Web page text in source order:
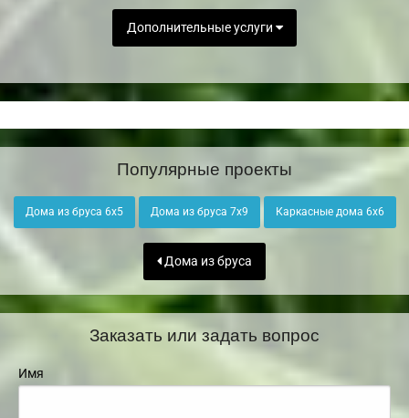
Дополнительные услуги
Популярные проекты
Дома из бруса 6х5 Дома из бруса 7х9 Каркасные дома 6х6
Дома из бруса
Заказать или задать вопрос
Имя